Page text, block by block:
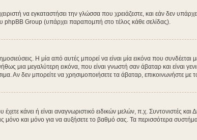
να εγκαταστήσει την γλώσσα που χρειάζεστε, και εάν δεν
phpBB Group (υπάρχει παραπομπή στο τέλος κάθε σελίδας).
Η μία από αυτές μπορεί να είναι μία εικόνα που
μια μεγαλύτερη εικόνα, που είναι γνωστή σαν άβαταρ και είναι
Αν δεν μπορείτε να χρησιμοποιήσετε τα άβαταρ, επικοινωνήστε με
ή είναι αναγνωριστικό ειδικών μελών, π.χ. Συντονιστές και
και μόνο για να αυξήσετε το βαθμό σας. Τα περισσότερα